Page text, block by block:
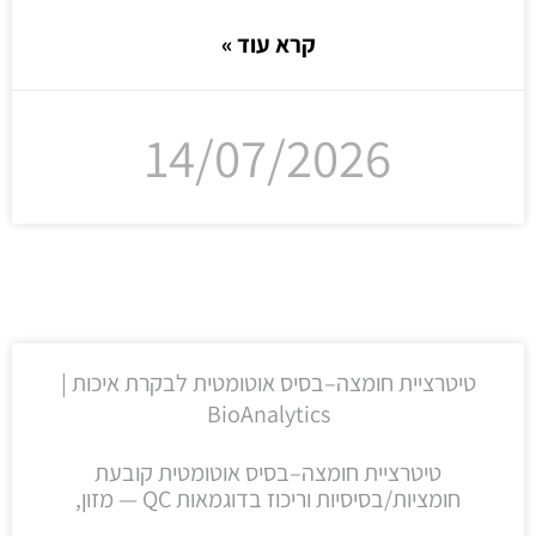
קרא עוד »
14/07/2026
טיטרציית חומצה–בסיס אוטומטית לבקרת איכות |
BioAnalytics
טיטרציית חומצה–בסיס אוטומטית קובעת
חומציות/בסיסיות וריכוז בדוגמאות QC — מזון,